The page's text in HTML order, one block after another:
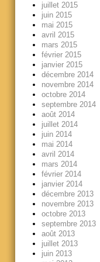
juillet 2015
juin 2015
mai 2015
avril 2015
mars 2015
février 2015
janvier 2015
décembre 2014
novembre 2014
octobre 2014
septembre 2014
août 2014
juillet 2014
juin 2014
mai 2014
avril 2014
mars 2014
février 2014
janvier 2014
décembre 2013
novembre 2013
octobre 2013
septembre 2013
août 2013
juillet 2013
juin 2013